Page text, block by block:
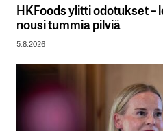
HKFoods ylitti odotukset
nousi tummia pilviä
5.8.2026